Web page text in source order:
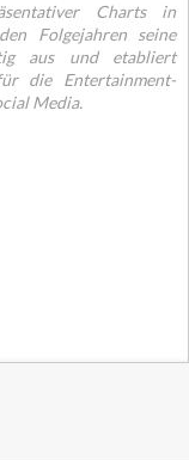
Charts in
Folgejahren seine
aus und etabliert
die Entertainment-
Media.